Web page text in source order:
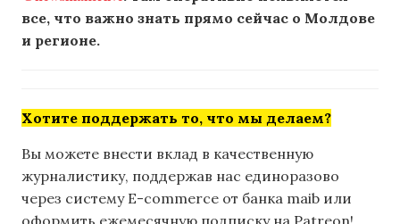
все, что важно знать прямо сейчас о Молдове
и регионе.
Хотите поддержать то, что мы делаем?
Вы можете внести вклад в качественную
журналистику, поддержав нас единоразово
через систему E-commerce от банка maib или
оформить ежемесячную подписку на Patreon!